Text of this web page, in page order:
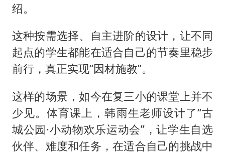
绍。
这种按需选择、自主进阶的设计，让不同
起点的学生都能在适合自己的节奏里稳步
前行，真正实现“因材施教”。
这样的场景，如今在复三小的课堂上并不
少见。体育课上，韩雨生老师设计了“古
城公园·小动物欢乐运动会”，让学生自选
伙伴、难度和任务，在适合自己的挑战中